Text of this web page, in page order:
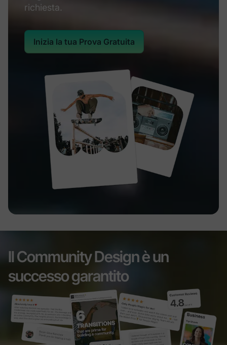
richiesta.
Inizia la tua Prova Gratuita
Il Community Design è un
successo garantito